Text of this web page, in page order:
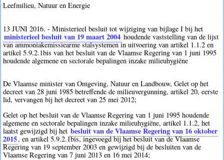
Leefmilieu, Natuur en Energie
13 JUNI 2016. - Ministerieel besluit tot wijziging van bijlage I bij het
ministerieel besluit van 19 maart 2004 houdende vaststelling van de lijst
van ammoniakemissiearme stalsystemen in uitvoering van artikel 1.1.2 en
artikel 5.9.2.1bis van het besluit van de Vlaamse Regering van 1 juni 1995
houdende algemene en sectorale bepalingen inzake milieuhygiëne
De Vlaamse minister van Omgeving, Natuur en Landbouw, Gelet op het
decreet van 28 juni 1985 betreffende de milieuvergunning, artikel 20, eerste
lid, vervangen bij het decreet van 25 mei 2012;
Gelet op het besluit van de Vlaamse Regering van 1 juni 1995 houdende
algemene en sectorale bepalingen inzake milieuhygiëne, artikel 1.1.2, het
laatst gewijzigd bij het besluit van de Vlaamse Regering van 16 oktober
2015, en artikel 5.9.2.1bis, ingevoegd bij het besluit van de Vlaamse
Regering van 19 september 2003 en gewijzigd bij de besluiten van de
Vlaamse Regering van 7 juni 2013 en 16 mei 2014;